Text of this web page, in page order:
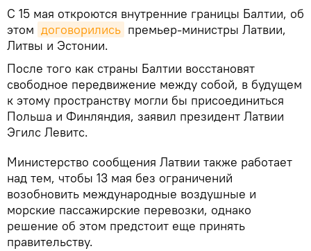
С 15 мая откроются внутренние границы Балтии, об
этом договорились премьер-министры Латвии,
Литвы и Эстонии.
После того как страны Балтии восстановят
свободное передвижение между собой, в будущем
к этому пространству могли бы присоединиться
Польша и Финляндия, заявил президент Латвии
Эгилс Левитс.
Министерство сообщения Латвии также работает
над тем, чтобы 13 мая без ограничений
возобновить международные воздушные и
морские пассажирские перевозки, однако
решение об этом предстоит еще принять
правительству.